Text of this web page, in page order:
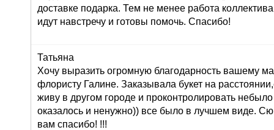
доставке подарка. Тем не менее работа
идут навстречу и готовы помочь. Спасибо!
Татьяна
Хочу выразить огромную благодарность вашему
флористу Галине. Заказывала букет на
живу в другом городе и проконтролировать
оказалось и ненужно)) все было в лучшем виде.
вам спасибо! !!!